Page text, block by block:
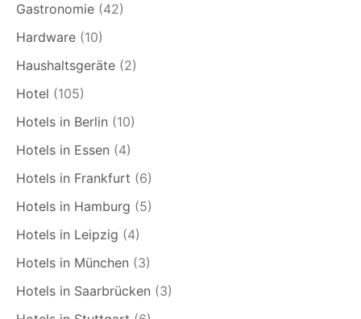
Gastronomie (42)
Hardware (10)
Haushaltsgeräte (2)
Hotel (105)
Hotels in Berlin (10)
Hotels in Essen (4)
Hotels in Frankfurt (6)
Hotels in Hamburg (5)
Hotels in Leipzig (4)
Hotels in München (3)
Hotels in Saarbrücken (3)